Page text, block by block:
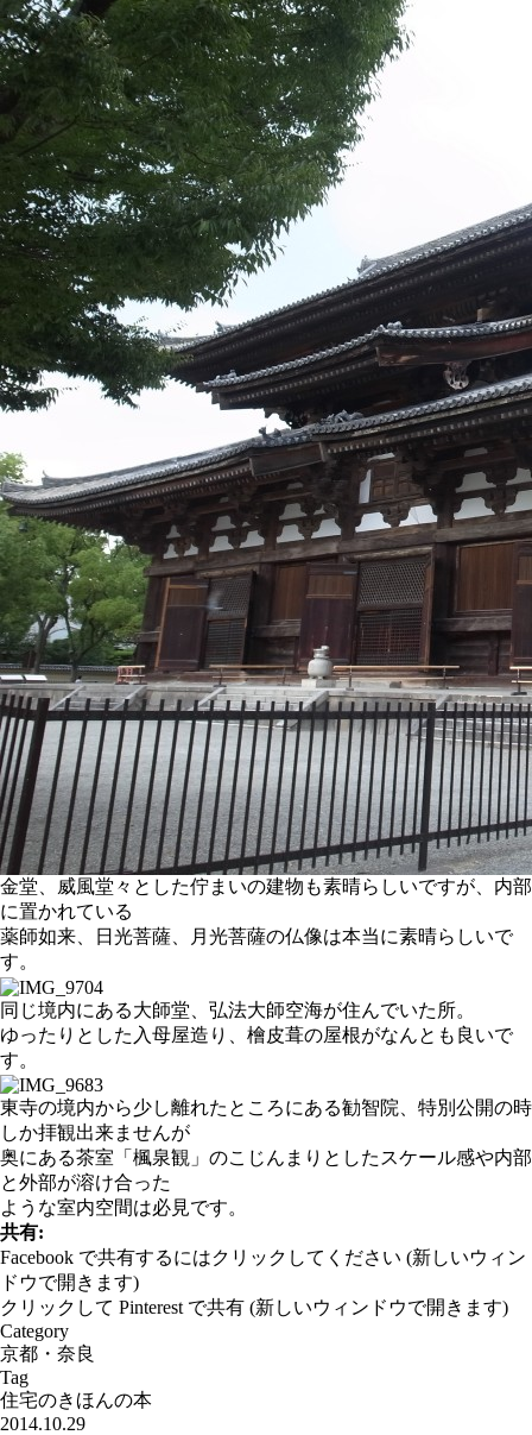
金堂、威風堂々とした佇まいの建物も素晴らしいですが、内部
に置かれている
薬師如来、日光菩薩、月光菩薩の仏像は本当に素晴らしいで
す。
同じ境内にある大師堂、弘法大師空海が住んでいた所。
ゆったりとした入母屋造り、檜皮葺の屋根がなんとも良いで
す。
東寺の境内から少し離れたところにある勧智院、特別公開の時
しか拝観出来ませんが
奥にある茶室「楓泉観」のこじんまりとしたスケール感や内部
と外部が溶け合った
ような室内空間は必見です。
共有:
Facebook で共有するにはクリックしてください (新しいウィン
ドウで開きます)
クリックして Pinterest で共有 (新しいウィンドウで開きます)
Category
京都・奈良
Tag
住宅のきほんの本
2014.10.29